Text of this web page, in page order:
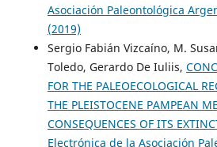
Asociación Paleontológica
(2019)
Sergio Fabián Vizcaíno, M.
Toledo, Gerardo De Iuliis,
FOR THE PALEOECOLOGICAL
THE PLEISTOCENE PAMPEAN
CONSEQUENCES OF ITS
Electrónica de la Asociación